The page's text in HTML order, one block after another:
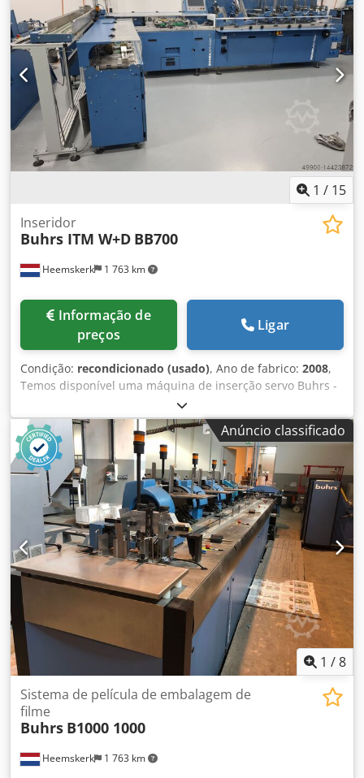
construção: 2008 Configuração: - 6 estações base - 4x
alimentador rotativo RF2 - 1x alimentador de fricção a
vácuo - Compartimento de descarga - Autoloader Estação
de transferência - Transportador de descarga Dwedpfoq
Eg Hnex Agdoa Opcional: - Outros alimentadores Formatos
de envelope: - min. 105 × 162 mm C6/DL - máx. 250 × 353
mm B4 Formatos de produto: - min. 80 × 105 mm A6 - máx.
229 × 324 mm C4 Espessura do produto: - 3 mm para
alimentador rotativo - 15 mm para alimentador de
vácuo/fricção - 80 g/m² 14.000 ciclos por hora
1 / 15
Heemskerk 1 763 km
Inseridor
Buhrs ITM W+D BB700
preços
Ligar
Condição: recondicionado (usado), Ano de fabrico: 2008,
Temos disponível uma máquina de inserção servo Buhrs -
W+D BB700 14K. A máquina está em bom estado e está
equipada com o software BSC 3.0. O BSC 3.0 é a mais
recente plataforma de software do fabricante W+D. A
máquina está pronta para demonstração! Possibilidade de
outros alimentadores e câmaras opcionais! Ano de
construção: 2008 Configuração: - 6 estações base - 4x
alimentador rotativo RF2 - 1x alimentador de fricção a
vácuo - Compartimento de descarga - Autoloader Estação
de transferência - Transportador de descarga Opcional: -
Outros alimentadores Formatos de envelope: - min. 105 ×
162 mm C6/DL Dodpjq Eg Iasfx Agdewa - máx. 250 × 353
mm B4 Formatos de produto: - min. 80 × 105 mm A6 - máx.
229 × 324 mm C4 Espessura do produto: - 3 mm para
alimentador rotativo - 15 mm para alimentador de
vácuo/fricção - 80 g/m² 14.000 ciclos por hora
Anúncio classificado
1 /8
Heemskerk 1 763 km
Sistema de película de embalagem de
filme
Buhrs B1000 1000